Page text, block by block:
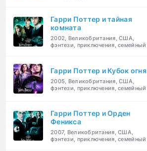
Гарри Поттер и тайная
комната
2002, Великобритания, США,
фэнтези, приключения, семейный
Гарри Поттер и Кубок огня
2005, Великобритания, США,
фэнтези, приключения, семейный
Гарри Поттер и Орден
Феникса
2007, Великобритания, США,
фэнтези, приключения, семейный